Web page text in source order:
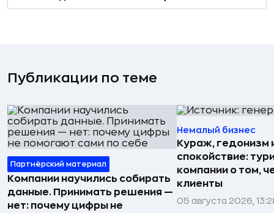
Публикации по теме
Партнёрский материал
Компании научились собирать
данные. Принимать решения —
нет: почему цифры не
Немалый бизнес
Кураж, гедонизм
спокойствие:
компании о том,
клиенты
05 августа 2026,